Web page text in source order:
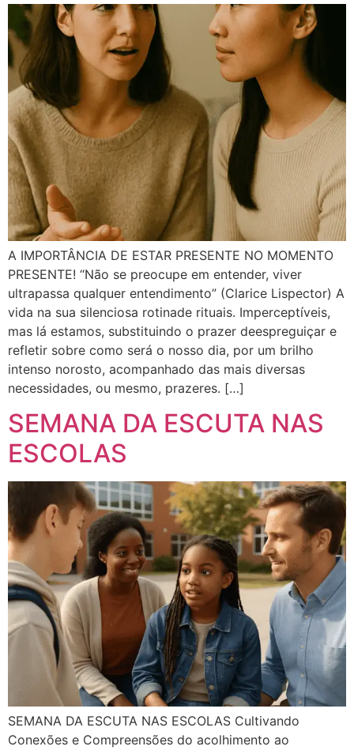
A IMPORTÂNCIA DE ESTAR PRESENTE NO MOMENTO
PRESENTE! “Não se preocupe em entender, viver
ultrapassa qualquer entendimento” (Clarice Lispector) A
vida na sua silenciosa rotinade rituais. Imperceptíveis,
mas lá estamos, substituindo o prazer deespreguiçar e
refletir sobre como será o nosso dia, por um brilho
intenso norosto, acompanhado das mais diversas
necessidades, ou mesmo, prazeres. […]
SEMANA DA ESCUTA NAS
ESCOLAS
SEMANA DA ESCUTA NAS ESCOLAS Cultivando
Conexões e Compreensões do acolhimento ao